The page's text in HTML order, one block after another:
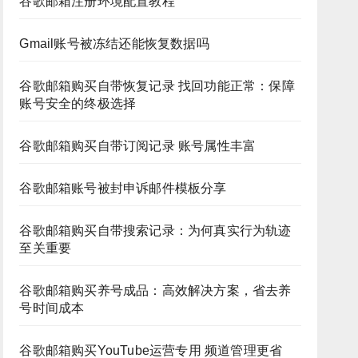
Gmail账号被冻结还能恢复数据吗
谷歌邮箱购买自带恢复记录 找回功能正常：保障
账号安全的终极选择
谷歌邮箱购买自带订阅记录 账号属性丰富
谷歌邮箱账号被封申诉邮件模板分享
谷歌邮箱购买自带搜索记录：为何真实行为轨迹
至关重要
谷歌邮箱购买养号成品：高效解决方案，省去养
号时间成本
谷歌邮箱购买YouTube运营专用 频道管理更省